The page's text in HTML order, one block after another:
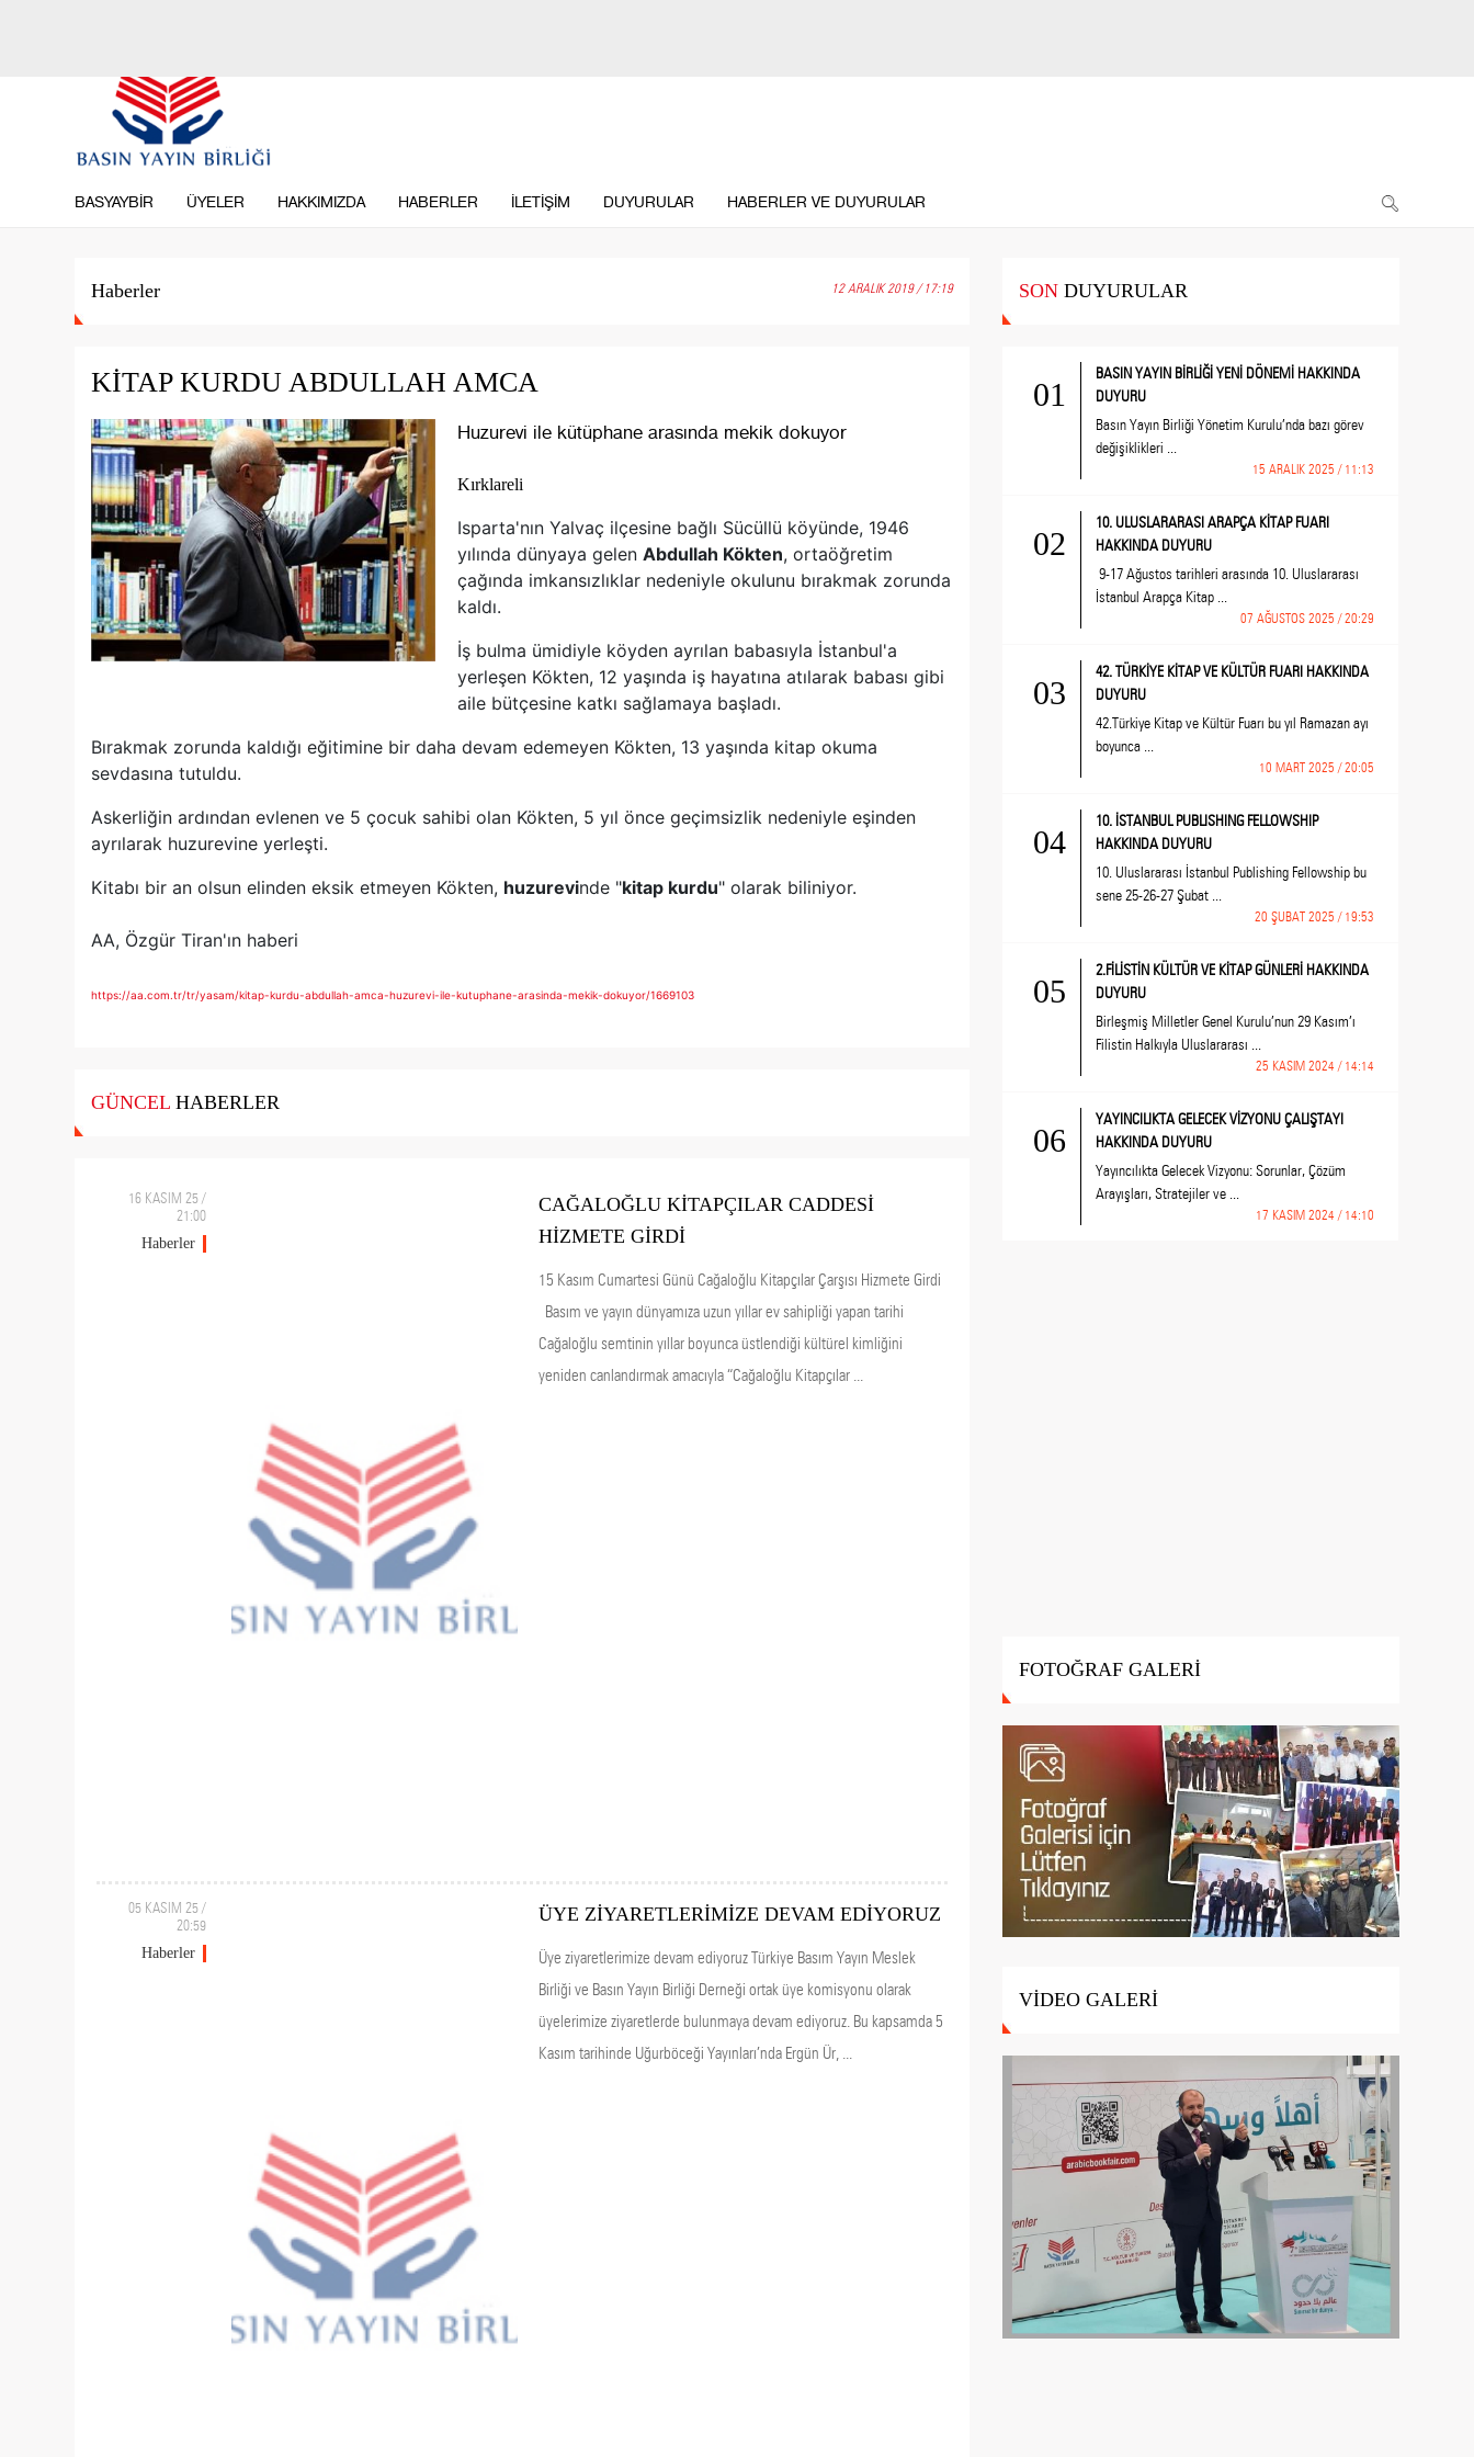
BASYAYBİR ÜYELER HAKKIMIZDA HABERLER İLETİŞİM DUYURULAR HABERLER VE DUYURULAR
Haberler 12 ARALIK 2019 / 17:19
KİTAP KURDU ABDULLAH AMCA
Huzurevi ile kütüphane arasında mekik dokuyor
Kırklareli
Isparta'nın Yalvaç ilçesine bağlı Sücüllü köyünde, 1946
yılında dünyaya gelen Abdullah Kökten, ortaöğretim
çağında imkansızlıklar nedeniyle okulunu bırakmak zorunda
kaldı.
İş bulma ümidiyle köyden ayrılan babasıyla İstanbul'a
yerleşen Kökten, 12 yaşında iş hayatına atılarak babası gibi
aile bütçesine katkı sağlamaya başladı.
Bırakmak zorunda kaldığı eğitimine bir daha devam edemeyen Kökten, 13 yaşında kitap okuma
sevdasına tutuldu.
Askerliğin ardından evlenen ve 5 çocuk sahibi olan Kökten, 5 yıl önce geçimsizlik nedeniyle eşinden
ayrılarak huzurevine yerleşti.
Kitabı bir an olsun elinden eksik etmeyen Kökten, huzurevinde "kitap kurdu" olarak biliniyor.
AA, Özgür Tiran'ın haberi
https://aa.com.tr/tr/yasam/kitap-kurdu-abdullah-amca-huzurevi-ile-kutuphane-arasinda-mekik-dokuyor/1669103
GÜNCELHABERLER
16 KASIM 25 /
21:00
Haberler
CAĞALOĞLU KİTAPÇILAR CADDESİ
HİZMETE GİRDİ
15 Kasım Cumartesi Günü Cağaloğlu Kitapçılar Çarşısı Hizmete Girdi
Basım ve yayın dünyamıza uzun yıllar ev sahipliği yapan tarihi
Cağaloğlu semtinin yıllar boyunca üstlendiği kültürel kimliğini
yeniden canlandırmak amacıyla “Cağaloğlu Kitapçılar ...
05 KASIM 25 /
20:59
Haberler
ÜYE ZİYARETLERİMİZE DEVAM EDİYORUZ
Üye ziyaretlerimize devam ediyoruz Türkiye Basım Yayın Meslek
Birliği ve Basın Yayın Birliği Derneği ortak üye komisyonu olarak
üyelerimize ziyaretlerde bulunmaya devam ediyoruz. Bu kapsamda 5
Kasım tarihinde Uğurböceği Yayınları’nda Ergün Ür, ...
SONDUYURULAR
01
BASIN YAYIN BİRLİĞİ YENİ DÖNEMİ HAKKINDA
DUYURU
Basın Yayın Birliği Yönetim Kurulu’nda bazı görev
değişiklikleri ...
15 ARALIK 2025 / 11:13
02
10. ULUSLARARASI ARAPÇA KİTAP FUARI
HAKKINDA DUYURU
9-17 Ağustos tarihleri arasında 10. Uluslararası
İstanbul Arapça Kitap ...
07 AĞUSTOS 2025 / 20:29
03
42. TÜRKİYE KİTAP VE KÜLTÜR FUARI HAKKINDA
DUYURU
42.Türkiye Kitap ve Kültür Fuarı bu yıl Ramazan ayı
boyunca ...
10 MART 2025 / 20:05
04
10. İSTANBUL PUBLISHING FELLOWSHIP
HAKKINDA DUYURU
10. Uluslararası İstanbul Publishing Fellowship bu
sene 25-26-27 Şubat ...
20 ŞUBAT 2025 / 19:53
05
2.FİLİSTİN KÜLTÜR VE KİTAP GÜNLERİ HAKKINDA
DUYURU
Birleşmiş Milletler Genel Kurulu’nun 29 Kasım’ı
Filistin Halkıyla Uluslararası ...
25 KASIM 2024 / 14:14
06
YAYINCILIKTA GELECEK VİZYONU ÇALIŞTAYI
HAKKINDA DUYURU
Yayıncılıkta Gelecek Vizyonu: Sorunlar, Çözüm
Arayışları, Stratejiler ve ...
17 KASIM 2024 / 14:10
FOTOĞRAF GALERİ
VİDEO GALERİ